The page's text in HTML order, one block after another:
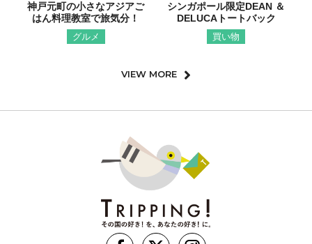
神戸元町の小さなアジアご
はん料理教室で旅気分！
グルメ
シンガポール限定DEAN ＆
DELUCAトートバック
買い物
VIEW MORE